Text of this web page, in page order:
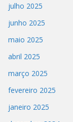
julho 2025
junho 2025
maio 2025
abril 2025
março 2025
fevereiro 2025
janeiro 2025